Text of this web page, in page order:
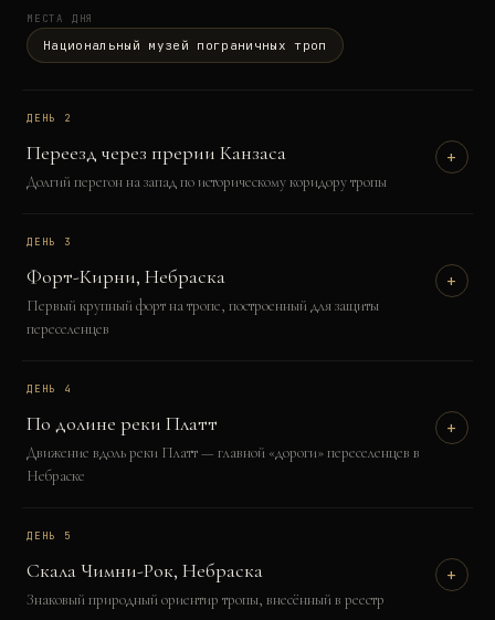
МЕСТА ДНЯ
Национальный музей пограничных троп
ДЕНЬ 2
Переезд через прерии Канзаса
Долгий перегон на запад по историческому коридору тропы
+
ДЕНЬ 3
Форт-Кирни, Небраска
Первый крупный форт на тропе, построенный для защиты
переселенцев
+
ДЕНЬ 4
По долине реки Платт
Движение вдоль реки Платт — главной «дороги» переселенцев в
Небраске
+
ДЕНЬ 5
Скала Чимни-Рок, Небраска
Знаковый природный ориентир тропы, внесённый в реестр
+